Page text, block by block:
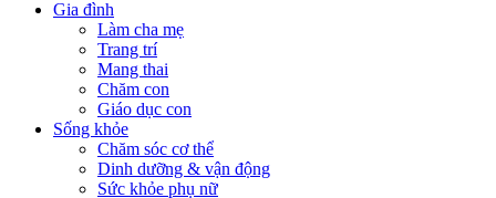
Gia đình
Làm cha mẹ
Trang trí
Mang thai
Chăm con
Giáo dục con
Sống khỏe
Chăm sóc cơ thể
Dinh dưỡng & vận động
Sức khỏe phụ nữ